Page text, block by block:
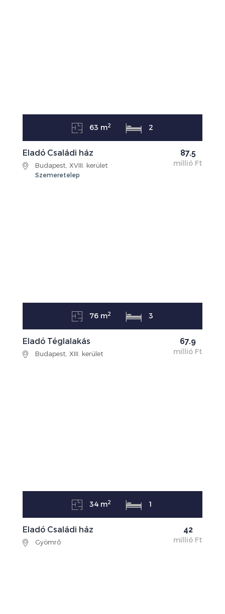
63 m2 2
87.5
millió Ft
Eladó Családi ház
Budapest, XVIII. kerület
Szemeretelep
76 m2 3
67.9
millió Ft
Eladó Téglalakás
Budapest, XIII. kerület
34 m2 1
42
millió Ft
Eladó Családi ház
Gyömrő